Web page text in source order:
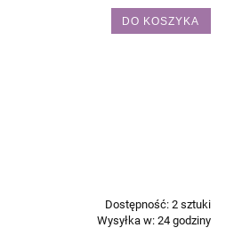
DO KOSZYKA
Dostępność: 2 sztuki
Wysyłka w: 24 godziny